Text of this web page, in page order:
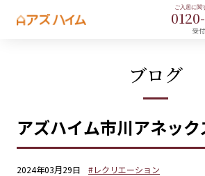
0120-
受
ブログ
アズハイム市川アネック
2024年03月29日 #レクリエーション